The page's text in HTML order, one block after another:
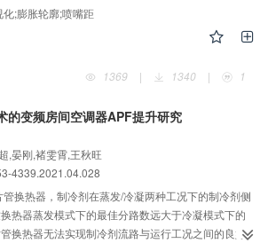
，利用压力传感器测量了主动流喷嘴、混合段和扩
高速相机拍摄得到了主动流膨胀角度、膨胀长度和相
嘴距会通过膨胀轮廓来影响引射器性能系数：喷嘴
膨胀角度大，压力恢复系数高但引射系数低；适当
时，主动流的欠膨胀程度减小，膨胀长度变长，膨
低。在本文实验工况下，引射器的最优喷嘴距在6～
;膨胀轮廓;喷嘴距
1369
| 1340 | 1
的变频房间空调器APF提升研究
,晏刚,褚雯霄,王秋旺
4339.2021.04.028
换热器，制冷剂在蒸发/冷凝两种工况下的制冷剂侧
热器蒸发模式下的最佳分路数远大于冷凝模式下的
换热器无法实现制冷剂流路与运行工况之间的良好